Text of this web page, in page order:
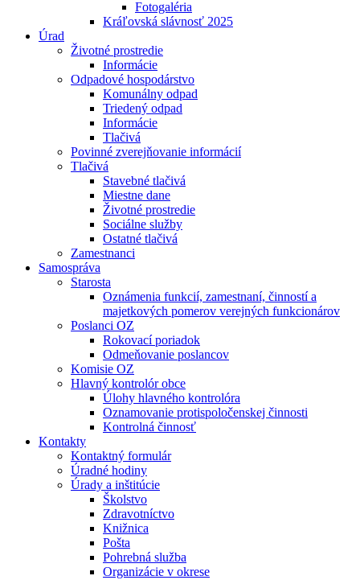
Fotogaléria
Kráľovská slávnosť 2025
Úrad
Životné prostredie
Informácie
Odpadové hospodárstvo
Komunálny odpad
Triedený odpad
Informácie
Tlačivá
Povinné zverejňovanie informácií
Tlačivá
Stavebné tlačivá
Miestne dane
Životné prostredie
Sociálne služby
Ostatné tlačivá
Zamestnanci
Samospráva
Starosta
Oznámenia funkcií, zamestnaní, činností a
majetkových pomerov verejných funkcionárov
Poslanci OZ
Rokovací poriadok
Odmeňovanie poslancov
Komisie OZ
Hlavný kontrolór obce
Úlohy hlavného kontrolóra
Oznamovanie protispoločenskej činnosti
Kontrolná činnosť
Kontakty
Kontaktný formulár
Úradné hodiny
Úrady a inštitúcie
Školstvo
Zdravotníctvo
Knižnica
Pošta
Pohrebná služba
Organizácie v okrese